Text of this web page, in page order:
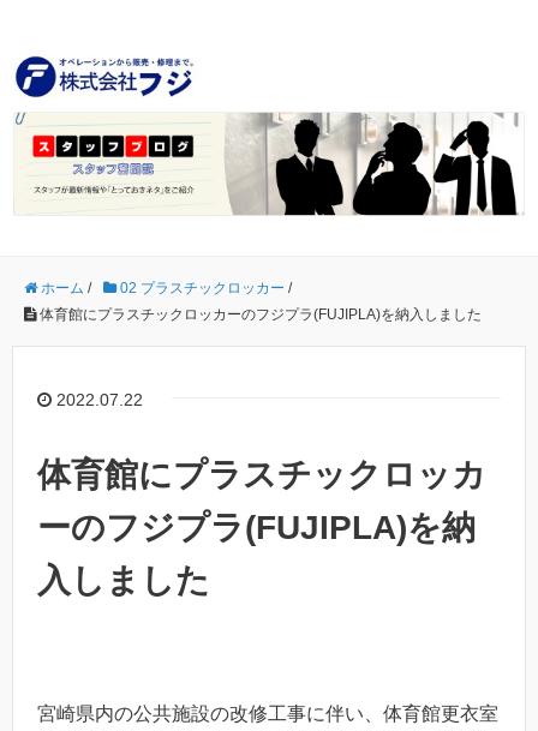
ホーム / 02 プラスチックロッカー /
体育館にプラスチックロッカーのフジプラ(FUJIPLA)を納入しました
2022.07.22
体育館にプラスチックロッカ
ーのフジプラ(FUJIPLA)を納
入しました
宮崎県内の公共施設の改修工事に伴い、体育館更衣室